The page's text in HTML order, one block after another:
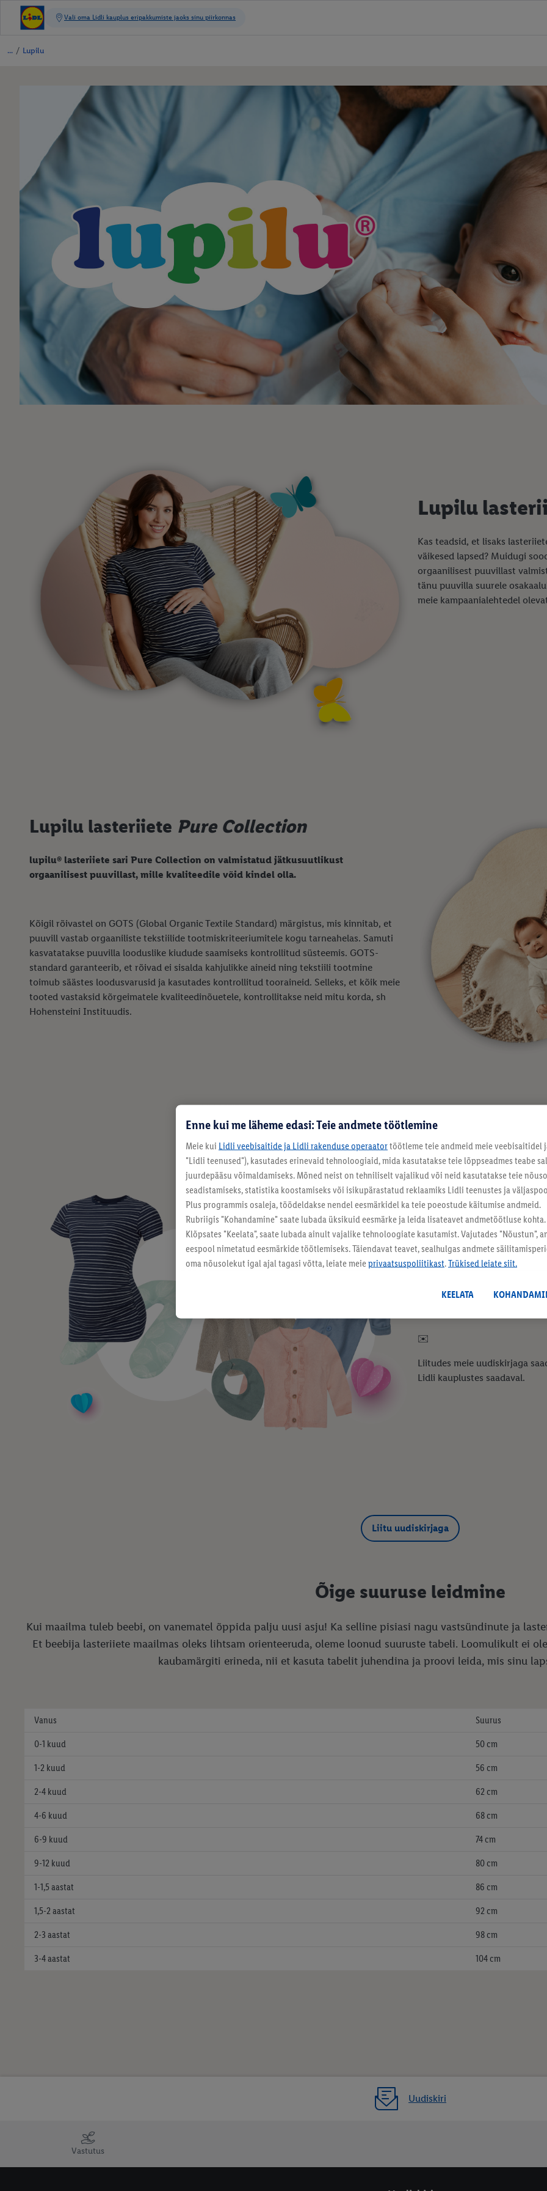
/ Lupilu
Lupilu
Kas teadsid, et lisaks
väikesed lapsed? Muidugi
orgaanilisest puuvillast
tänu puuvilla suurele
meie kampaanialehtedel
Lupilu lasteriiete Pure Collection
lupilu® lasteriiete sari Pure Collection on valmistatud jätkusuutlikust
orgaanilisest puuvillast, mille kvaliteedile võid kindel olla.
Kõigil rõivastel on GOTS (Global Organic Textile Standard) märgistus, mis kinnitab, et
puuvill vastab orgaaniliste tekstiilide tootmiskriteeriumitele kogu tarneahelas. Samuti
kasvatatakse puuvilla looduslike kiudude saamiseks kontrollitud süsteemis. GOTS-
standard garanteerib, et rõivad ei sisalda kahjulikke aineid ning tekstiili tootmine
toimub säästes loodusvarusid ja kasutades kontrollitud tooraineid. Selleks, et kõik meie
tooted vastaksid kõrgeimatele kvaliteedinõuetele, kontrollitakse neid mitu korda, sh
Hohensteini Instituudis.
Liitu Lidli
lupilu® lasteriiete sarja Pure
kauplustest osta mitu korda
✉️
Liitudes meie uudiskirjaga
Lidli kauplustes saadaval.
Liitu uudiskirjaga
Õige suuruse leidmine
Kui maailma tuleb beebi, on vanematel õppida palju uusi asju! Ka selline pisiasi nagu vastsündinute ja
Et beebija lasteriiete maailmas oleks lihtsam orienteeruda, oleme loonud suuruste tabeli. Loomulikult ei
kaubamärgiti erineda, nii et kasuta tabelit juhendina ja proovi leida, mis sinu
Vanus Suurus
0-1 kuud 50 cm
1-2 kuud 56 cm
2-4 kuud 62 cm
4-6 kuud 68 cm
6-9 kuud 74 cm
9-12 kuud 80 cm
1-1,5 aastat 86 cm
1,5-2 aastat 92 cm
2-3 aastat 98 cm
3-4 aastat 104 cm
Uudiskiri
Vastutus
Enne kui me läheme edasi: Teie andmete töötlemine
Meie kui Lidli veebisaitide ja Lidli rakenduse operaatortöötleme teie andmeid meie veebisaitidel
"Lidli teenused"), kasutades erinevaid tehnoloogiaid, mida kasutatakse teie lõppseadmes teabe
juurdepääsu võimaldamiseks. Mõned neist on tehniliselt vajalikud või neid kasutatakse teie
seadistamiseks, statistika koostamiseks või isikupärastatud reklaamiks Lidli teenustes ja
Plus programmis osaleja, töödeldakse nendel eesmärkidel ka teie poeostude käitumise andmeid.
Rubriigis "Kohandamine" saate lubada üksikuid eesmärke ja leida lisateavet andmetöötluse kohta.
Klõpsates "Keelata", saate lubada ainult vajalike tehnoloogiate kasutamist. Vajutades "Nõustun",
eespool nimetatud eesmärkide töötlemiseks. Täiendavat teavet, sealhulgas andmete
oma nõusolekut igal ajal tagasi võtta, leiate meieprivaatsuspoliitikast.Trükised leiate siit.
KEELATA